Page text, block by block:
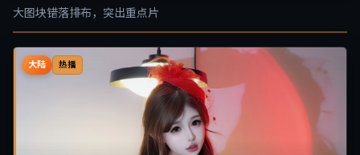
大图块错落排布，突出重点片
大陆 热播